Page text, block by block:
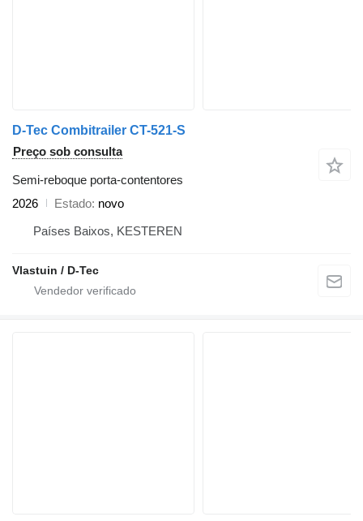
D-Tec Combitrailer CT-521-S
Preço sob consulta
Semi-reboque porta-contentores
2026
Estado novo
Países Baixos, KESTEREN
Vlastuin / D-Tec